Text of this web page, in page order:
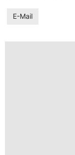
E-Mail